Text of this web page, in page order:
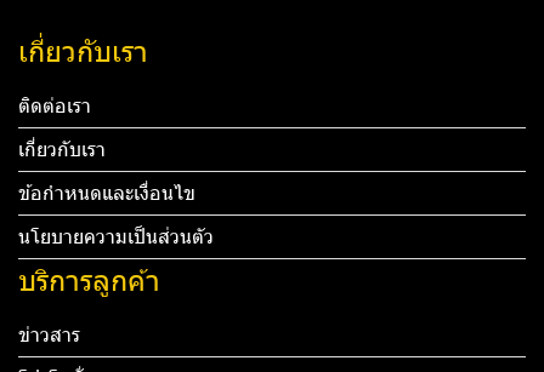
เกี่ยวกับเรา
ติดต่อเรา
เกี่ยวกับเรา
ข้อกำหนดและเงื่อนไข
นโยบายความเป็นส่วนตัว
บริการลูกค้า
ข่าวสาร